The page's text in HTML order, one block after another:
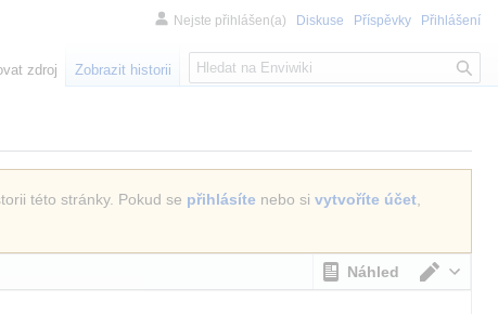
této stránky. Pokud se přihlásíte nebo si vytvoříte účet,
Náhled
Nejste přihlášen(a) Diskuse Příspěvky Přihlášení
zdroj Zobrazit historii
H
l
á
í